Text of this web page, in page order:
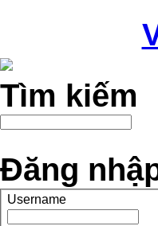
Tìm kiếm
Đăng
Username